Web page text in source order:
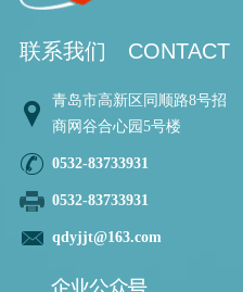
联系我们 CONTACT
青岛市高新区同顺路8号招
商网谷合心园5号楼
0532-83733931
0532-83733931
qdyjjt@163.com